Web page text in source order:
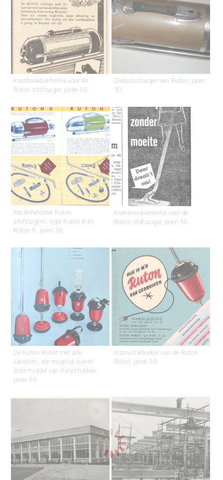
Krantenadvertentie voor de
Ruton stofzuiger, jaren 50.
Sledestofzuiger van Ruton, jaren
30.
Reclamefolder Ruton
stofzuigers, type Ruton 8 en
Ruton 5, jaren 50.
Krantenadvertentie voor de
Ruton stofzuiger, jaren 50.
De Ruton Robot met alle
variaties, die mogelijk waren
door middel van hulpstukken,
jaren 50.
Instructieboekje van de Ruton
Robot, jaren 50.